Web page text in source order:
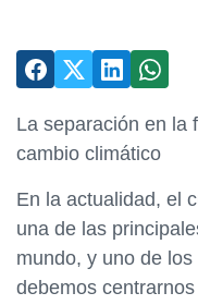
La separación en la
cambio climático
En la actualidad, el
una de las
mundo, y uno de
debemos